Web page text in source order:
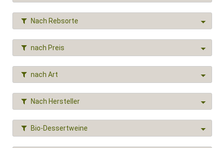
Nach Rebsorte
nach Preis
nach Art
Nach Hersteller
Bio-Dessertweine